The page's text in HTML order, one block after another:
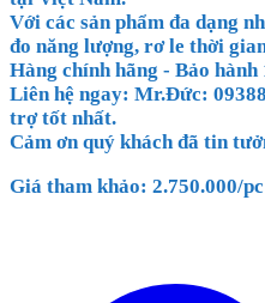
Với các sản phẩm đa dạng
đo năng lượng, rơ le thời
Hàng chính hãng - Bảo
Liên hệ ngay: Mr.Đức:
trợ tốt nhất.
Cảm ơn quý khách đã tin
Giá tham khảo: 2.750.000/